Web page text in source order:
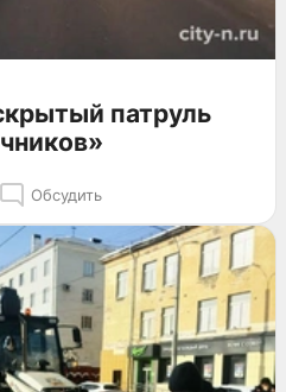
патруль
Обсудить